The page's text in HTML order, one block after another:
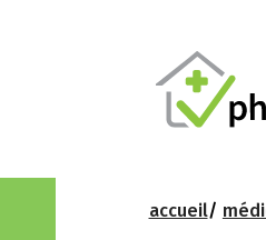
accueil